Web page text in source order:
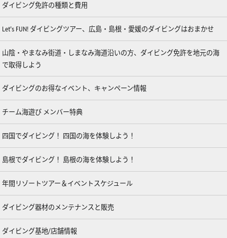
ダイビング免許の種類と費用
Let’s FUN! ダイビングツアー、広島・島根・愛媛のダイビングはおまかせ
山陰・やまなみ街道・しまなみ海道沿いの方、ダイビング免許を地元の海
で取得しよう
ダイビングのお得なイベント、キャンペーン情報
チーム海遊び メンバー特典
四国でダイビング！ 四国の海を体験しよう！
島根でダイビング！ 島根の海を体験しよう！
年間リゾートツアー＆イベントスケジュール
ダイビング器材のメンテナンスと販売
ダイビング基地/店舗情報